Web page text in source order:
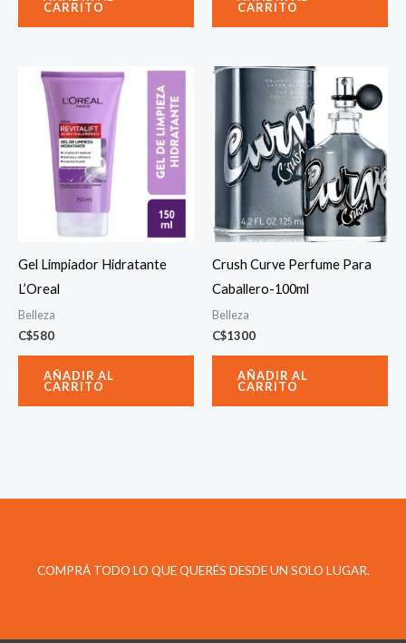
CARRITO CARRITO
Gel Limpiador Hidratante
L’Oreal
Belleza
C$580
AÑADIR AL
CARRITO
Crush Curve Perfume Para
Caballero-100ml
Belleza
C$1300
AÑADIR AL
CARRITO
COMPRÁ TODO LO QUE QUERÉS DESDE UN SOLO LUGAR.